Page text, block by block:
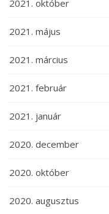
2021. október
2021. május
2021. március
2021. február
2021. január
2020. december
2020. október
2020. augusztus